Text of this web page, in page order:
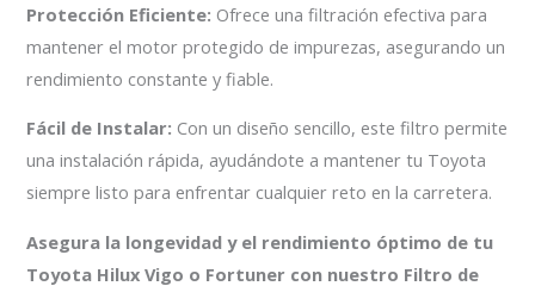
Protección Eficiente: Ofrece una filtración efectiva para
mantener el motor protegido de impurezas, asegurando un
rendimiento constante y fiable.
Fácil de Instalar: Con un diseño sencillo, este filtro permite
una instalación rápida, ayudándote a mantener tu Toyota
siempre listo para enfrentar cualquier reto en la carretera.
Asegura la longevidad y el rendimiento óptimo de tu
Toyota Hilux Vigo o Fortuner con nuestro Filtro de